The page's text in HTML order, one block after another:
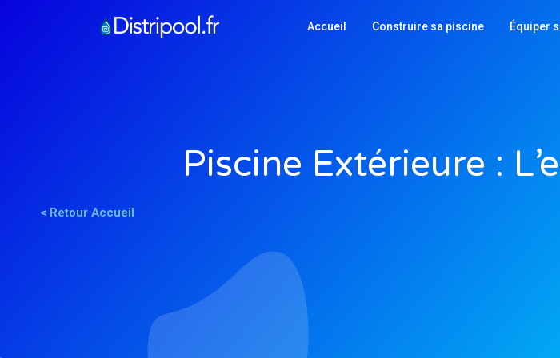
Accueil Construire sa piscine Équiper
Piscine Extérieure :
< Retour Accueil